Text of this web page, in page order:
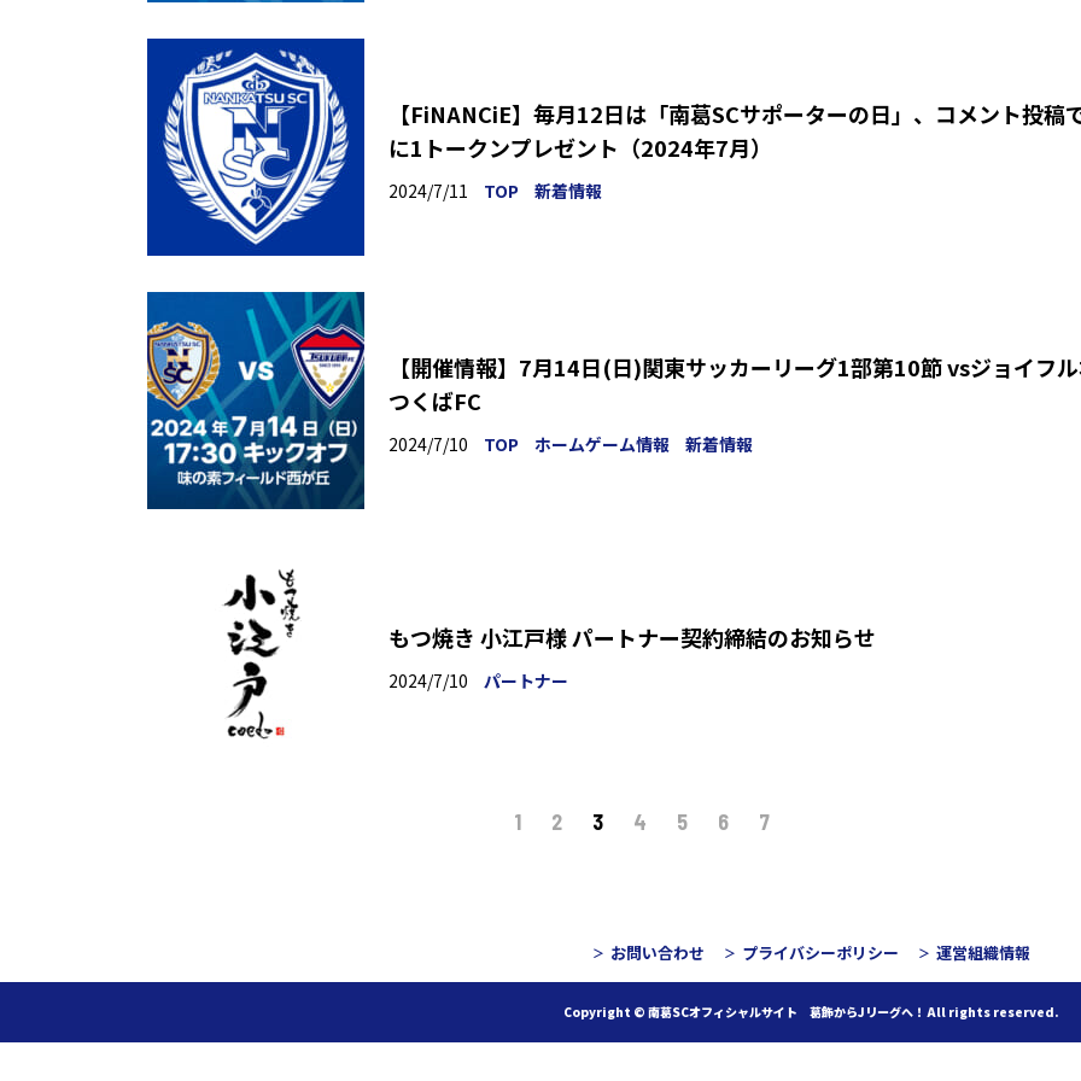
【FiNANCiE】毎月12日は「南葛SCサポーターの日」、コメント投稿
に1トークンプレゼント（2024年7月）
2024/7/11 TOP 新着情報
【開催情報】7月14日(日)関東サッカーリーグ1部第10節 vsジョイフ
つくばFC
2024/7/10 TOP ホームゲーム情報 新着情報
もつ焼き 小江戸様 パートナー契約締結のお知らせ
2024/7/10 パートナー
1 2 3 4 5 6 7
お問い合わせ プライバシーポリシー 運営組織情報
Copyright © 南葛SCオフィシャルサイト 葛飾からJリーグへ！All rights reserved.